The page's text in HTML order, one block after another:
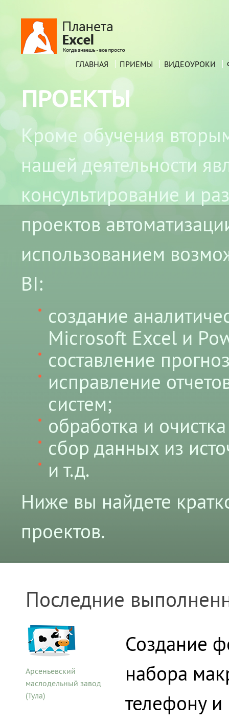
ГЛАВНАЯ ПРИЕМЫ ВИДЕОУРОКИ
ПРОЕКТЫ
Кроме обучения
нашей деятельности
консультирование и
проектов
использованием
BI:
создание
Microsoft Excel и
составление
исправление
систем;
обработка и
сбор данных из
и т.д.
Ниже вы найдете
проектов.
Последние
Арсеньевский
маслодельный завод
(Тула)
Создание
набора
телефону